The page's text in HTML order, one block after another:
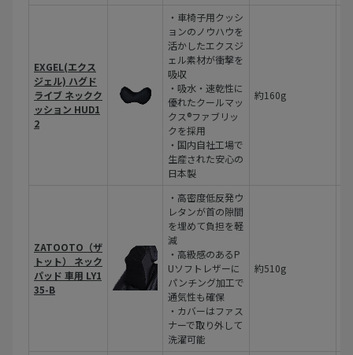
EXGEL(エクス
ジェル) ハグド
ライブ ネックク
ッション HUD1
2
・車椅子用クッシ
ョンのノウハウを
活かしたエクスジ
ェル素材が衝撃を
吸収
・吸水・速乾性に
優れたクールマッ
クス®ファブリッ
クを採用
・国内自社工場で
生産された安心の
日本製
約160g
ZATOOTO（ザ
トット） ネック
パッド 車用 LY1
35-B
・高密度低反発ウ
レタンが首の隙間
を埋めて負担を軽
減
・高級感のあるP
Uソフトレザーに
パンチング加工で
通気性も確保
・カバーはファス
ナーで取り外して
洗濯可能
約510g